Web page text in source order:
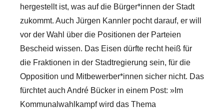
hergestellt ist, was auf die Bürger*innen der Stadt
zukommt. Auch Jürgen Kannler pocht darauf, er will
vor der Wahl über die Positionen der Parteien
Bescheid wissen. Das Eisen dürfte recht heiß für
die Fraktionen in der Stadtregierung sein, für die
Opposition und Mitbewerber*innen sicher nicht. Das
fürchtet auch André Bücker in einem Post: »Im
Kommunalwahlkampf wird das Thema